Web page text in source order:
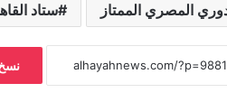
المصري الممتاز ستاد